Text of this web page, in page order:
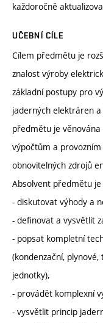
každoročně
UČEBNÍ CÍLE
Cílem předmětu je
znalost výroby
základní postupy pro
jaderných elektráren
předmětu je
výpočtům a
obnovitelných zdrojů
Absolvent předmětu je
- diskutovat výhody a
- definovat a vysvětlit
- popsat kompletní
(kondenzační,
jednotky),
- provádět komplexní
- vysvětlit princip